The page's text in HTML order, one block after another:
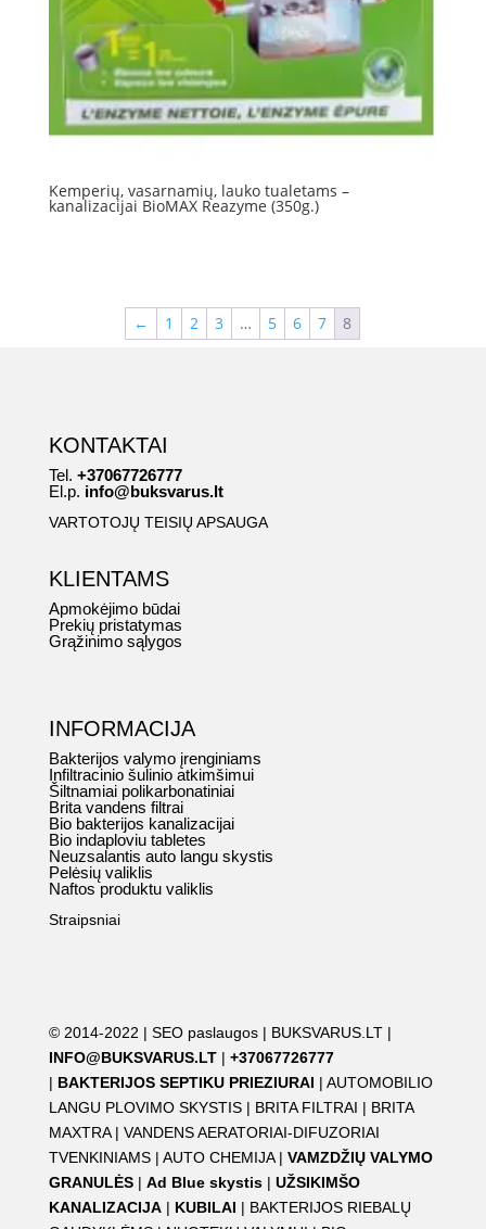
Kemperių, vasarnamių, lauko tualetams –
kanalizacijai BioMAX Reazyme (350g.)
← 1 2 3 … 5 6 7 8
KONTAKTAI
Tel. +37067726777
El.p. info@buksvarus.lt
VARTOTOJŲ TEISIŲ APSAUGA
KLIENTAMS
Apmokėjimo būdai
Prekių pristatymas
Grąžinimo sąlygos
INFORMACIJA
Bakterijos valymo įrenginiams
Infiltracinio šulinio atkimšimui
Šiltnamiai polikarbonatiniai
Brita vandens filtrai
Bio bakterijos kanalizacijai
Bio indaploviu tabletes
Neuzsalantis auto langu skystis
Pelėsių valiklis
Naftos produktu valiklis
Straipsniai
© 2014-2022 | SEO paslaugos| BUKSVARUS.LT|
INFO@BUKSVARUS.LT| +37067726777
| BAKTERIJOS SEPTIKU PRIEZIURAI | AUTOMOBILIO
LANGU PLOVIMO SKYSTIS| BRITA FILTRAI | BRITA
MAXTRA| VANDENS AERATORIAI-DIFUZORIAI
TVENKINIAMS| AUTO CHEMIJA | VAMZDŽIŲ VALYMO
GRANULĖS| Ad Blue skystis| UŽSIKIMŠO
KANALIZACIJA| KUBILAI | BAKTERIJOS RIEBALŲ